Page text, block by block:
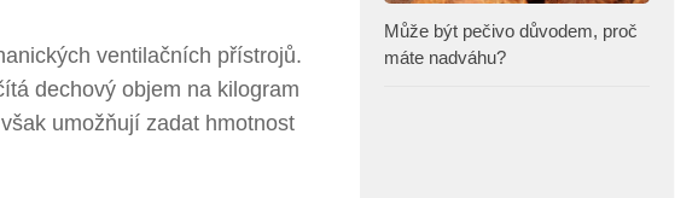
ventilačních přístrojů.
dechový objem na kilogram
umožňují zadat hmotnost
Může být pečivo důvodem, proč
máte nadváhu?